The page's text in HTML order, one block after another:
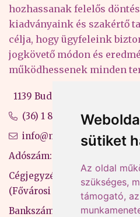
sütiket
Az oldal
szükséges,
támogató,
hozhassanak felelős
kiadványaink és szakértő
célja, hogy ügyfeleink
jogkövető módon és
működhessenek minden
1139 Budapest, Váci út 99-
(36) 1 880 76 00
info@mprx.hu
Adószám: 13598145-2-41
Cégjegyzékszám: 01-09-
(Fővárosi Bíróság)
Bankszámlaszám: CIB Bank,